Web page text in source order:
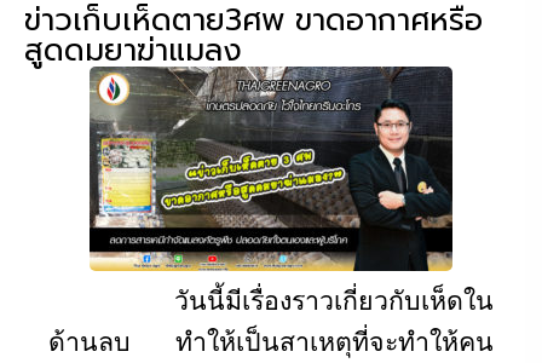
ข่าวเก็บเห็ดตาย3ศพ ขาดอากาศหรือ
สูดดมยาฆ่าแมลง
วันนี้มีเรื่องราวเกี่ยวกับเห็ดใน
ด้านลบ ทำให้เป็นสาเหตุที่จะทำให้คน